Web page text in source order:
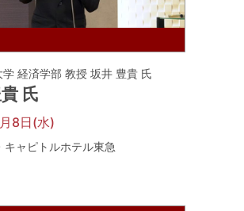
学 経済学部 教授 坂井 豊貴 氏
氏
8日(水)
キャピトルホテル東急